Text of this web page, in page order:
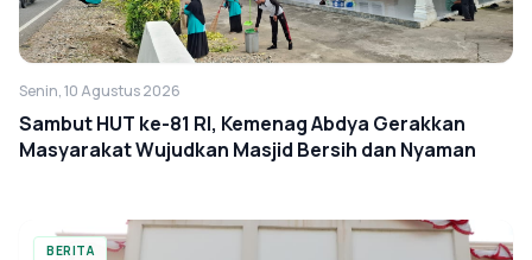
Senin, 10 Agustus 2026
Sambut HUT ke-81 RI, Kemenag Abdya Gerakkan
Masyarakat Wujudkan Masjid Bersih dan Nyaman
BERITA